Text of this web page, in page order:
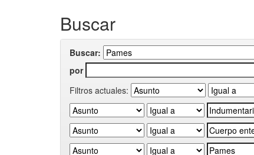
Buscar
Buscar:
por
Filtros actuales: